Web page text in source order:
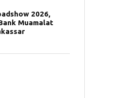
2026,
Muamalat